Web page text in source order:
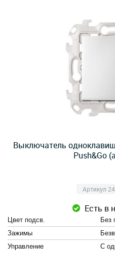
Выключатель
Push&Go
Артикул
Есть в
Цвет подсв.
Без
Зажимы
Управление
С